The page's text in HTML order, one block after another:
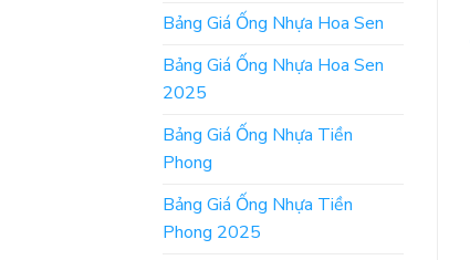
Bảng Giá Ống Nhựa Hoa Sen
Bảng Giá Ống Nhựa Hoa Sen
2025
Bảng Giá Ống Nhựa Tiền
Phong
Bảng Giá Ống Nhựa Tiền
Phong 2025